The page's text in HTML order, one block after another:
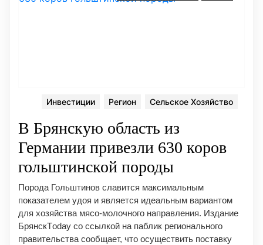
Инвестиции Регион Сельское Хозяйство
В Брянскую область из
Германии привезли 630 коров
гольштинской породы
Порода Гольштинов славится максимальным
показателем удоя и является идеальным вариантом
для хозяйства мясо-молочного направления. Издание
БрянскТoday со ссылкой на паблик регионального
правительства сообщает, что осуществить поставку